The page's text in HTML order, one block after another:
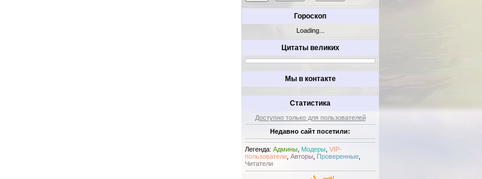
Гороскоп
Loading...
Цитаты великих
Мы в контакте
Статистика
Доступно только для пользователей
Недавно сайт посетили:
Легенда: Админы Модеры VIP-
пользователи Авторы Проверенные
Читатели